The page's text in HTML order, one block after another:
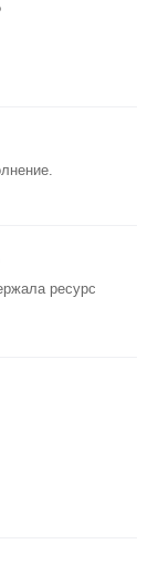
ресурс